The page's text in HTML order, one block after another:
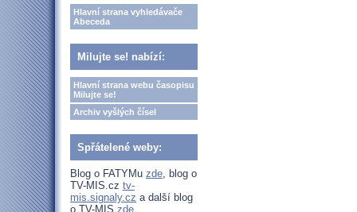
Hlavní strana vyhledávače
Abeceda
Milujte se! nabízí:
Hlavní strana webu časopisu
Milujte se!
Archiv vyšlých čísel
Spřátelené weby:
Blog o FATYMu zde, blog o
TV-MIS.cz tv-
mis.signaly.cz a další blog
o TV-MIS zde.